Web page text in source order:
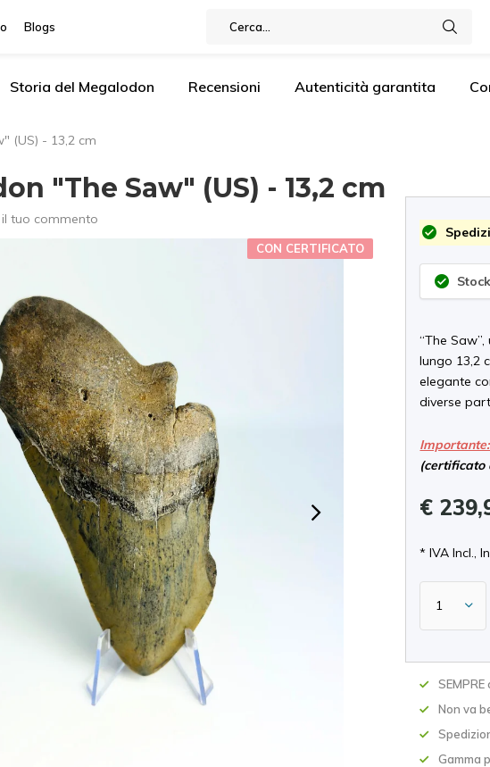
Blogs
Storia del Megalodon Recensioni Autenticità garantita
(US) - 13,2 cm
"The Saw" (US) - 13,2 cm
tuo commento
CON CERTIFICATO
“The
lungo 13,2
elegante
diverse
Importante:
(certificato
€
* IVA Incl.,
Non va
Gamma